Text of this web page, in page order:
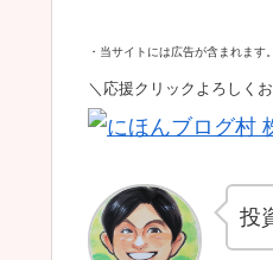
・当サイトには広告が含まれます。
＼応援クリックよろしく
投